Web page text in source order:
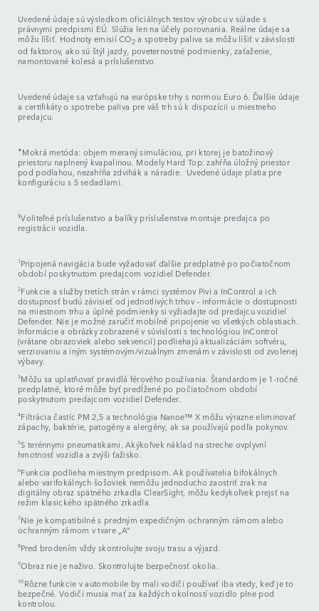
Uvedené údaje sú výsledkom oficiálnych testov výrobcu v súlade s
právnymi predpismi EÚ. Slúžia len na účely porovnania. Reálne údaje sa
môžu líšiť. Hodnoty emisií CO2 a spotreby paliva sa môžu líšiť v závislosti
od faktorov, ako sú štýl jazdy, poveternostné podmienky, zaťaženie,
namontované kolesá a príslušenstvo.
Uvedené údaje sa vzťahujú na európske trhy s normou Euro 6. Ďalšie údaje
a certifikáty o spotrebe paliva pre váš trh sú k dispozícii u miestneho
predajcu.
✦ Mokrá metóda: objem meraný simuláciou, pri ktorej je batožinový
priestoru naplnený kvapalinou. Modely Hard Top: zahŕňa úložný priestor
pod podlahou, nezahŕňa zdvihák a náradie. Uvedené údaje platia pre
konfiguráciu s 5 sedadlami.
§Voliteľné príslušenstvo a balíky príslušenstva montuje predajca po
registrácii vozidla.
1 Pripojená navigácia bude vyžadovať ďalšie predplatné po počiatočnom
období poskytnutom predajcom vozidiel Defender.
2Funkcie a služby tretích strán v rámci systémov Pivi a InControl a ich
dostupnosť budú závisieť od jednotlivých trhov – informácie o dostupnosti
na miestnom trhu a úplné podmienky si vyžiadajte od predajcu vozidiel
Defender. Nie je možné zaručiť mobilné pripojenie vo všetkých oblastiach.
Informácie a obrázky zobrazené v súvislosti s technológiou InControl
(vrátane obrazoviek alebo sekvencií) podliehajú aktualizáciám softvéru,
verziovaniu a iným systémovým/vizuálnym zmenám v závislosti od zvolenej
výbavy.
3Môžu sa uplatňovať pravidlá férového používania. Štandardom je 1-ročné
predplatné, ktoré môže byť predĺžené po počiatočnom období
poskytnutom predajcom vozidiel Defender.
4Filtrácia častíc PM 2,5 a technológia Nanoe™ X môžu výrazne eliminovať
zápachy, baktérie, patogény a alergény, ak sa používajú podľa pokynov.
5S terénnymi pneumatikami. Akýkoľvek náklad na streche ovplyvní
hmotnosť vozidla a zvýši ťažisko.
6Funkcia podlieha miestnym predpisom. Ak používatelia bifokálnych
alebo varifokálnych šošoviek nemôžu jednoducho zaostriť zrak na
digitálny obraz spätného zrkadla ClearSight, môžu kedykoľvek prejsť na
režim klasického spätného zrkadla.
7Nie je kompatibilné s predným expedičným ochranným rámom alebo
ochranným rámom v tvare „A“
8Pred brodením vždy skontrolujte svoju trasu a výjazd.
9Obraz nie je naživo. Skontrolujte bezpečnosť okolia.
10 Rôzne funkcie v automobile by mali vodiči používať iba vtedy, keď je to
bezpečné. Vodiči musia mať za každých okolností vozidlo plne pod
kontrolou.